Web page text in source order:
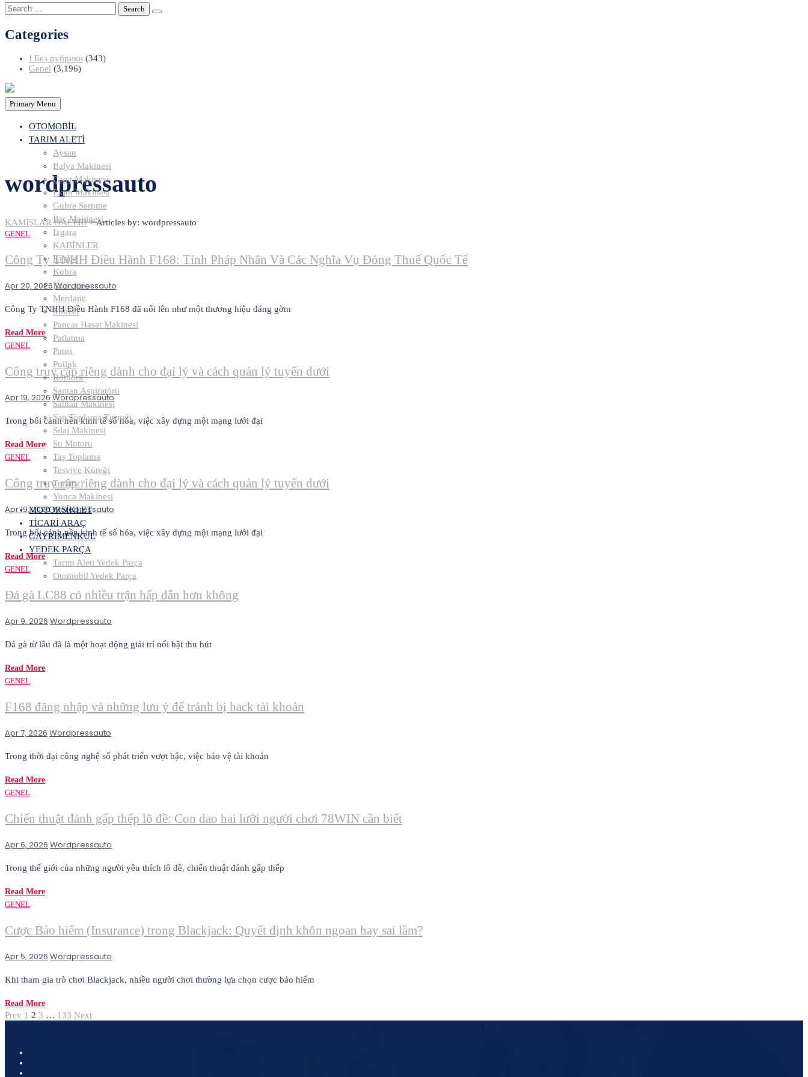
Search
for:
Categories
! Без рубрики (343)
Genel (3,196)
Primary Menu
OTOMOBİL
TARIM ALETİ
Aysan
Balya Makinesi
Çapa Makinesi
Ekim Makinesi
Gübre Serpme
İlaç Makinesi
Izgara
KABİNLER
Kepçe
Kobra
Kütivatör
Merdane
Mibzer
Pancar Hasat Makinesi
Patlatma
Patos
Pulluk
Römork
Saman Aspiratörü
Saman Makinesi
Sap Toplama Tırmığı
Sılaj Makinesi
Su Motoru
Taş Toplama
Tesviye Küreği
Traktör
Yonca Makinesi
MOTORSİKLET
TİCARİ ARAÇ
GAYRİMENKUL
YEDEK PARÇA
Tarım Aleti Yedek Parça
Otomobil Yedek Parça
wordpressauto
KAMIŞLAR GALERİ>Articles by: wordpressauto
GENEL
Công Ty TNHH Điều Hành F168: Tính Pháp Nhân Và Các Nghĩa Vụ Đóng Thuế Quốc Tế
Apr 20, 2026 Wordpressauto
Công Ty TNHH Điều Hành F168 đã nổi lên như một thương hiệu đáng gờm
Read More
GENEL
Cổng truy cập riêng dành cho đại lý và cách quản lý tuyến dưới
Apr 19, 2026 Wordpressauto
Trong bối cảnh nền kinh tế số hóa, việc xây dựng một mạng lưới đại
Read More
GENEL
Cổng truy cập riêng dành cho đại lý và cách quản lý tuyến dưới
Apr 19, 2026Wordpressauto
Trong bối cảnh nền kinh tế số hóa, việc xây dựng một mạng lưới đại
Read More
GENEL
Đá gà LC88 có nhiều trận hấp dẫn hơn không
Apr 9, 2026 Wordpressauto
Đá gà từ lâu đã là một hoạt động giải trí nổi bật thu hút
Read More
GENEL
F168 đăng nhập và những lưu ý để tránh bị hack tài khoản
Apr 7, 2026 Wordpressauto
Trong thời đại công nghệ số phát triển vượt bậc, việc bảo vệ tài khoản
Read More
GENEL
Chiến thuật đánh gấp thếp lô đề: Con dao hai lưỡi người chơi 78WIN cần biết
Apr 6, 2026 Wordpressauto
Trong thế giới của những người yêu thích lô đề, chiến thuật đánh gấp thếp
Read More
GENEL
Cược Bảo hiểm (Insurance) trong Blackjack: Quyết định khôn ngoan hay sai lầm?
Apr 5, 2026 Wordpressauto
Khi tham gia trò chơi Blackjack, nhiều người chơi thường lựa chọn cược bảo hiểm
Read More
Posts
Prev Previous
Page
1 Page
2 Page
3 … Page
133 NextNext